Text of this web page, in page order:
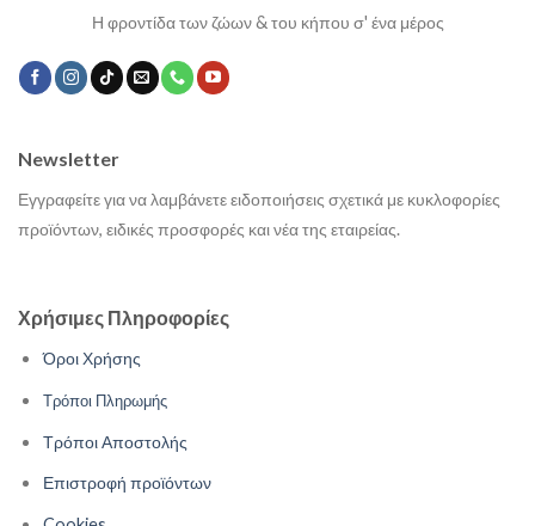
Η φροντίδα των ζώων & του κήπου σ' ένα μέρος
Χρήσιμες Πληροφορίες
Όροι Χρήσης
Τρόποι Πληρωμής
Τρόποι Αποστολής
Επιστροφή προϊόντων
Newsletter
Εγγραφείτε για να λαμβάνετε ειδοποιήσεις σχετικά με κυκλοφορίες
προϊόντων, ειδικές προσφορές και νέα της εταιρείας.